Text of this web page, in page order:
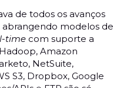
de todos os avanços
abrangendo modelos de
time com suporte a
Amazon
NetSuite,
S3, Dropbox, Google